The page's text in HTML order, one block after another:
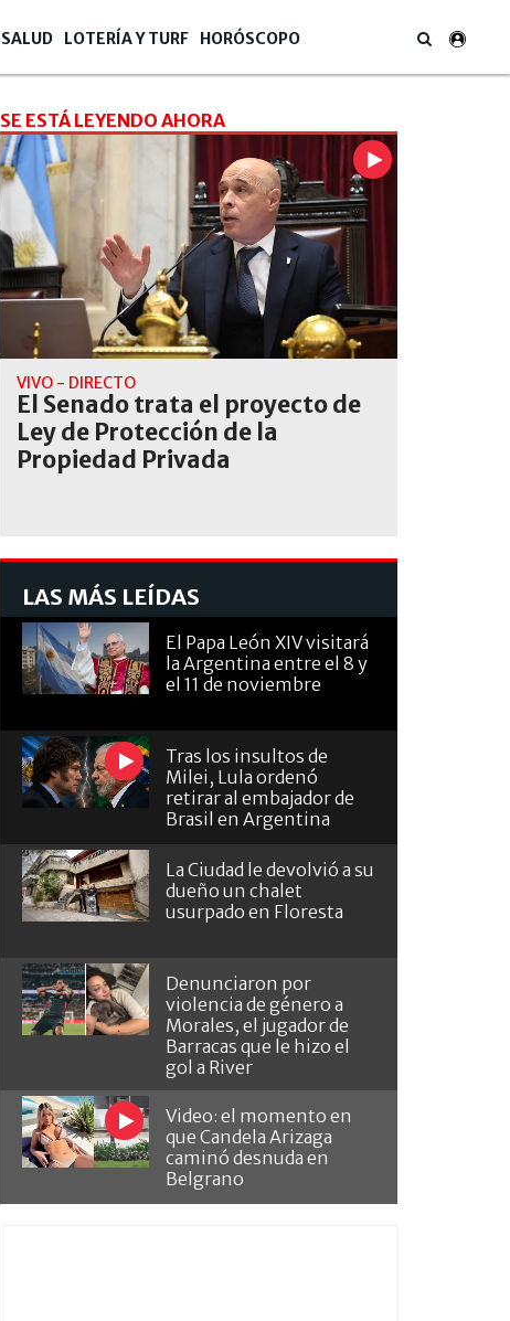
SALUD LOTERÍA Y TURF HORÓSCOPO
SE ESTÁ LEYENDO AHORA
VIVO - DIRECTO
El Senado trata el proyecto de
Ley de Protección de la
Propiedad Privada
LAS MÁS LEÍDAS
El Papa León XIV visitará
la Argentina entre el 8 y
el 11 de noviembre
Tras los insultos de
Milei, Lula ordenó
retirar al embajador de
Brasil en Argentina
La Ciudad le devolvió a su
dueño un chalet
usurpado en Floresta
Denunciaron por
violencia de género a
Morales, el jugador de
Barracas que le hizo el
gol a River
Video: el momento en
que Candela Arizaga
caminó desnuda en
Belgrano